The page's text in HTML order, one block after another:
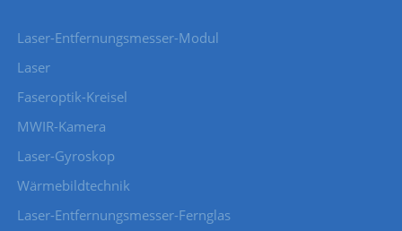
Laser-Entfernungsmesser-Modul
Laser
Faseroptik-Kreisel
MWIR-Kamera
Laser-Gyroskop
Wärmebildtechnik
Laser-Entfernungsmesser-Fernglas